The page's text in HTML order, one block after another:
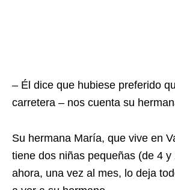
– Él dice que hubiese preferido
carretera – nos cuenta su
Su hermana María, que vive en
tiene dos niñas pequeñas (de 4 y
ahora, una vez al mes, lo deja